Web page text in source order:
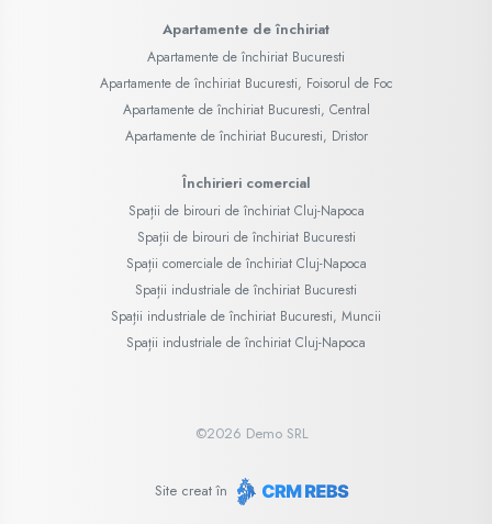
Apartamente de închiriat
Apartamente de închiriat Bucuresti
Apartamente de închiriat Bucuresti, Foisorul de Foc
Apartamente de închiriat Bucuresti, Central
Apartamente de închiriat Bucuresti, Dristor
Închirieri comercial
Spații de birouri de închiriat Cluj-Napoca
Spații de birouri de închiriat Bucuresti
Spații comerciale de închiriat Cluj-Napoca
Spații industriale de închiriat Bucuresti
Spații industriale de închiriat Bucuresti, Muncii
Spații industriale de închiriat Cluj-Napoca
©2026 Demo SRL
Site creat în